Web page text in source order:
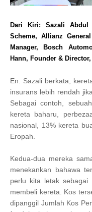
Dari Kiri: Sazali Abdul
Scheme, Allianz
Manager, Bosch
Hann, Founder &
En. Sazali berkata,
insurans lebih rendah
Sebagai contoh,
kereta baharu,
nasional, 13% kereta
Eropah.
Kedua-dua mereka
menekankan bahawa
perlu kita letak sebagai
membeli kereta. Kos
dipanggil Jumlah Kos